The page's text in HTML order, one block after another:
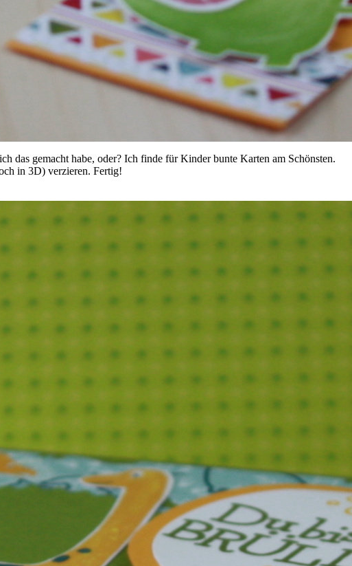
das gemacht habe, oder? Ich finde für Kinder bunte Karten am Schönsten.
in 3D) verzieren. Fertig!